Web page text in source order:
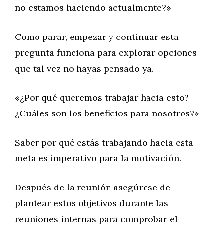
no estamos haciendo actualmente?»
Como parar, empezar y continuar esta
pregunta funciona para explorar opciones
que tal vez no hayas pensado ya.
«¿Por qué queremos trabajar hacia esto?
¿Cuáles son los beneficios para nosotros?»
Saber por qué estás trabajando hacia esta
meta es imperativo para la motivación.
Después de la reunión asegúrese de
plantear estos objetivos durante las
reuniones internas para comprobar el